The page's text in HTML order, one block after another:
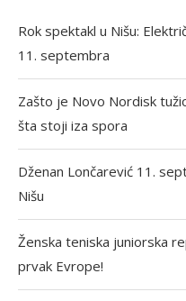
Rok spektakl u Nišu:
11. septembra
Zašto je Novo Nordisk
šta stoji iza spora
Dženan Lončarević 11.
Nišu
Ženska teniska juniorska
prvak Evrope!